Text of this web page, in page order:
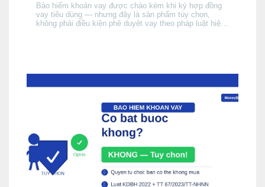
Bảo hiểm khoản vay được chào kèm khi ký hợp đồng
vay tiêu dùng — nhưng đây là sản phẩm tùy chọn,
không phải điều kiện phê duyệt vay theo pháp luật hiện